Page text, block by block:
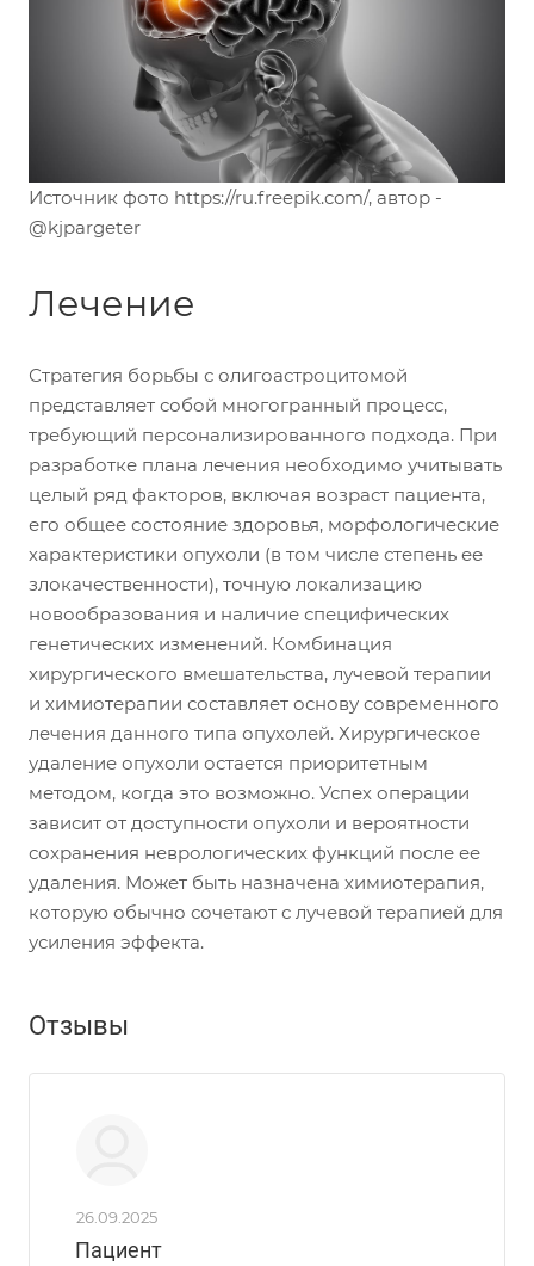
Источник фото https://ru.freepik.com/, автор -
@kjpargeter
Лечение
Стратегия борьбы с олигоастроцитомой
представляет собой многогранный процесс,
требующий персонализированного подхода. При
разработке плана лечения необходимо учитывать
целый ряд факторов, включая возраст пациента,
его общее состояние здоровья, морфологические
характеристики опухоли (в том числе степень ее
злокачественности), точную локализацию
новообразования и наличие специфических
генетических изменений. Комбинация
хирургического вмешательства, лучевой терапии
и химиотерапии составляет основу современного
лечения данного типа опухолей. Хирургическое
удаление опухоли остается приоритетным
методом, когда это возможно. Успех операции
зависит от доступности опухоли и вероятности
сохранения неврологических функций после ее
удаления. Может быть назначена химиотерапия,
которую обычно сочетают с лучевой терапией для
усиления эффекта.
Отзывы
26.09.2025
Пациент